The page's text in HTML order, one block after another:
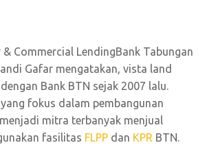
Commercial LendingBank Tabungan
Gafar mengatakan, vista land
Bank BTN sejak 2007 lalu.
fokus dalam pembangunan
mitra terbanyak menjual
fasilitas FLPP dan KPR BTN.